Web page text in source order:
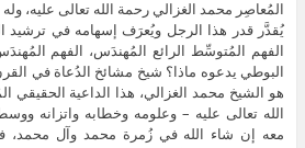
المُعاصِر محمد الغزالي رحمة الله تعالى عليه، وله
يُقدَّر قدر هذا الرجل ويُعرَف إسهامه في ترشيد
الفهم المُتوسِّط الرائع المُهندَس، الفهم
البوطي يدعوه ماذا؟ شيخ مشائخ الدُعاة في
هو الشيخ محمد الغزالي، هذا الداعية
الله تعالى عليه – وعلومه وخطابه واتزانه
معه إن شاء الله في زُمرة محمد وآل محمد،